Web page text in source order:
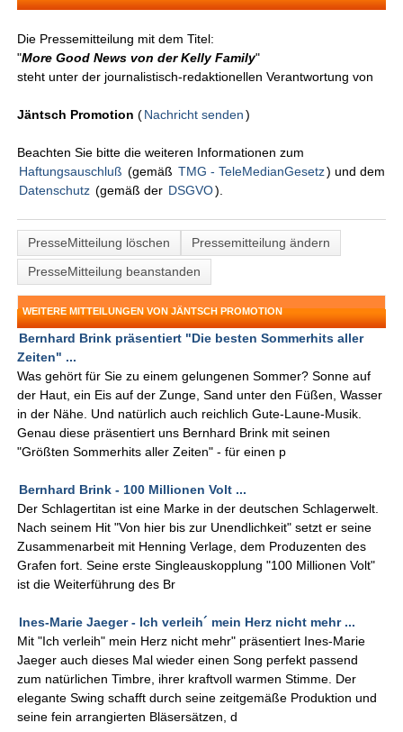
Die Pressemitteilung mit dem Titel:
"More Good News von der Kelly Family"
steht unter der journalistisch-redaktionellen Verantwortung von
Jäntsch Promotion (Nachricht senden )
Beachten Sie bitte die weiteren Informationen zum
Haftungsauschluß (gemäß TMG - TeleMedianGesetz) und dem
Datenschutz (gemäß der DSGVO).
PresseMitteilung löschen
Pressemitteilung ändern
PresseMitteilung beanstanden
WEITERE MITTEILUNGEN VON JÄNTSCH PROMOTION
Bernhard Brink präsentiert "Die besten Sommerhits aller
Zeiten" ...
Was gehört für Sie zu einem gelungenen Sommer? Sonne auf
der Haut, ein Eis auf der Zunge, Sand unter den Füßen, Wasser
in der Nähe. Und natürlich auch reichlich Gute-Laune-Musik.
Genau diese präsentiert uns Bernhard Brink mit seinen
"Größten Sommerhits aller Zeiten" - für einen p
Bernhard Brink - 100 Millionen Volt ...
Der Schlagertitan ist eine Marke in der deutschen Schlagerwelt.
Nach seinem Hit "Von hier bis zur Unendlichkeit" setzt er seine
Zusammenarbeit mit Henning Verlage, dem Produzenten des
Grafen fort. Seine erste Singleauskopplung "100 Millionen Volt"
ist die Weiterführung des Br
Ines-Marie Jaeger - Ich verleih´ mein Herz nicht mehr ...
Mit "Ich verleih" mein Herz nicht mehr" präsentiert Ines-Marie
Jaeger auch dieses Mal wieder einen Song perfekt passend
zum natürlichen Timbre, ihrer kraftvoll warmen Stimme. Der
elegante Swing schafft durch seine zeitgemäße Produktion und
seine fein arrangierten Bläsersätzen, d